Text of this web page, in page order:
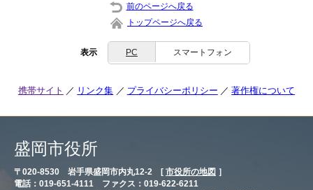
前のページへ戻る
トップページへ戻る
表示 PC スマートフォン
携帯サイト リンク集 プライバシーポリシー 著作権について
盛岡市役所
〒020-8530 岩手県盛岡市内丸12-2 [ 市役所の地図 ］
電話：019-651-4111 ファクス：019-622-6211